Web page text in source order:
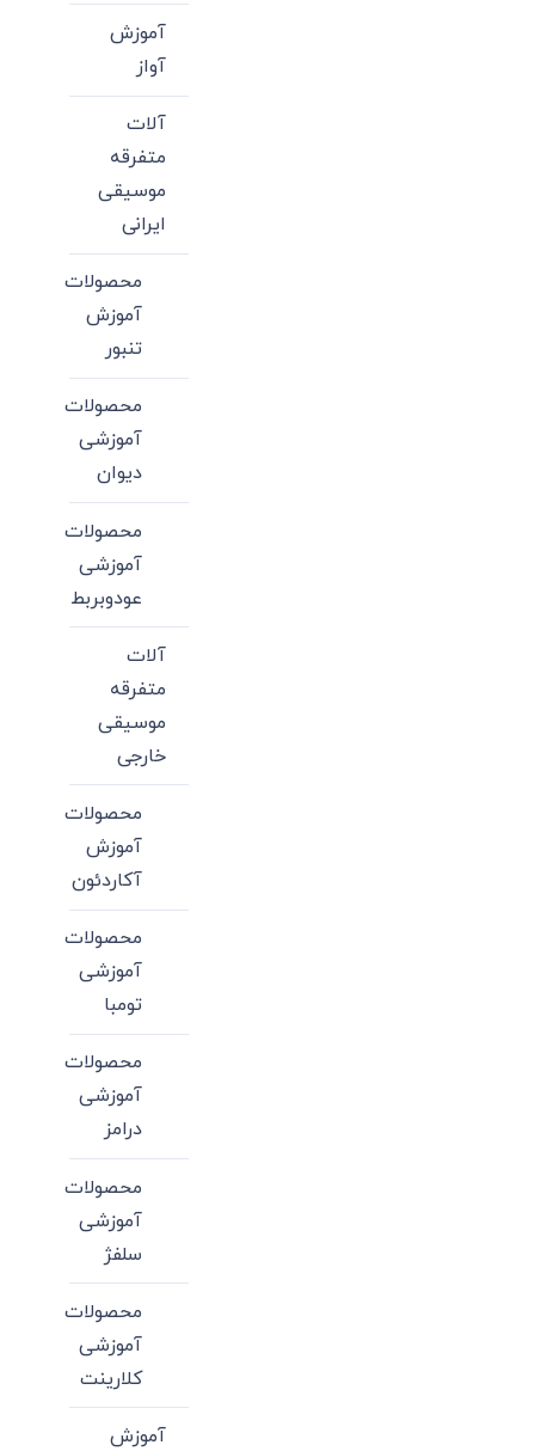
آموزش
آواز
آلات
متفرقه
موسیقی
ایرانی
محصولات
آموزش
تنبور
محصولات
آموزشی
دیوان
محصولات
آموزشی
عودوبربط
آلات
متفرقه
موسیقی
خارجی
محصولات
آموزش
آکاردئون
محصولات
آموزشی
تومبا
محصولات
آموزشی
درامز
محصولات
آموزشی
سلفژ
محصولات
آموزشی
کلارینت
آموزش